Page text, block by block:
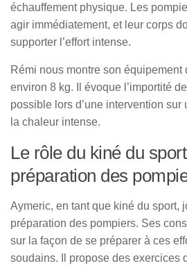
échauffement physique. Les
agir immédiatement, et leur corps
supporter l’effort intense.
Rémi nous montre son équipement
environ 8 kg. Il évoque l’importité
possible lors d’une intervention
la chaleur intense.
Le rôle du kiné du
préparation des
Aymeric, en tant que kiné du sport,
préparation des pompiers. Ses
sur la façon de se préparer à ces
soudains. Il propose des exercices